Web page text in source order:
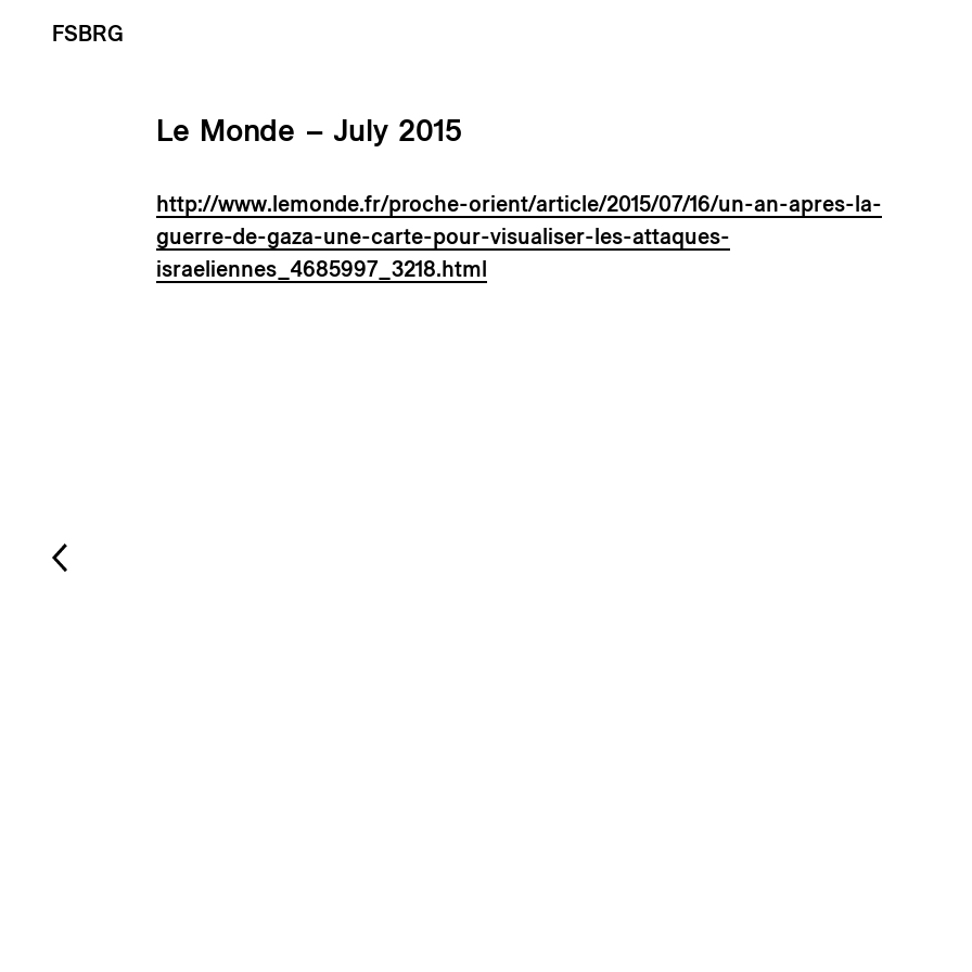
FSBRG
Le Monde – July 2015
http://www.lemonde.fr/proche-orient/article/2015/07/16/un-an-apres-la-
guerre-de-gaza-une-carte-pour-visualiser-les-attaques-
israeliennes_4685997_3218.html